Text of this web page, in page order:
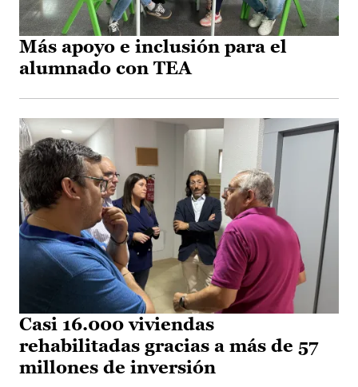
Más apoyo e inclusión para el
alumnado con TEA
Casi 16.000 viviendas
rehabilitadas gracias a más de 57
millones de inversión